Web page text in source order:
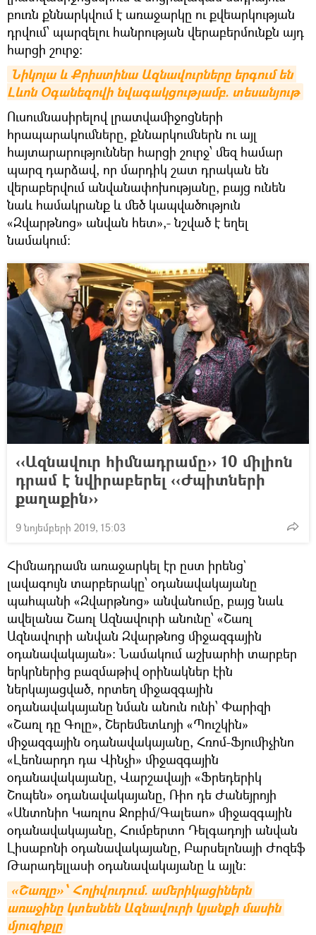
բուռն քննարկվում է առաջարկը ու քվեարկության
դրվում՝ պարզելու հանրության վերաբերմունքն այդ
հարցի շուրջ։
Նիկոլա և Քրիստինա Ազնավուրները երգում են
Լևոն Օգանեզովի նվագակցությամբ. տեսանյութ
Ուսումնասիրելով լրատվամիջոցների
հրապարակումները, քննարկումներն ու այլ
հայտարարություններ հարցի շուրջ՝ մեզ համար
պարզ դարձավ, որ մարդիկ շատ դրական են
վերաբերվում անվանափոխությանը, բայց ունեն
նաև համակրանք և մեծ կապվածություն
«Զվարթնոց» անվան հետ»,- նշված է եղել
նամակում։
‹‹Ազնավուր հիմնադրամը›› 10 միլիոն
դրամ է նվիրաբերել ‹‹Ժպիտների
քաղաքին››
9 նոյեմբերի 2019, 15:03
Հիմնադրամն առաջարկել էր ըստ իրենց`
լավագույն տարբերակը՝ օդանավակայանը
պահպանի «Զվարթնոց» անվանումը, բայց նաև
ավելանա Շառլ Ազնավուրի անունը՝ «Շառլ
Ազնավուրի անվան Զվարթնոց միջազգային
օդանավակայան»։ Նամակում աշխարհի տարբեր
երկրներից բազմաթիվ օրինակներ էին
ներկայացված, որտեղ միջազգային
օդանավակայանը նման անուն ունի՝ Փարիզի
«Շառլ դը Գոլը», Շերեմետևոյի «Պուշկին»
միջազգային օդանավակայանը, Հռոմ-Ֆյումիչինո
«Լեոնարդո դա Վինչի» միջազգային
օդանավակայանը, Վարշավայի «Ֆրեդերիկ
Շոպեն» օդանավակայանը, Ռիո դե Ժանեյրոյի
«Անտոնիո Կառլոս Ջոբիմ/Գալեաո» միջազգային
օդանավակայանը, Հումբերտո Դելգադոյի անվան
Լիսաբոնի օդանավակայանը, Բարսելոնայի Ժոզեֆ
Թարադելլասի օդանավակայանը և այլն։
«Շառլը»՝ Հոլիվուդում. ամերիկացիներն
առաջինը կտեսնեն Ազնավուրի կյանքի մասին
մյուզիքլը